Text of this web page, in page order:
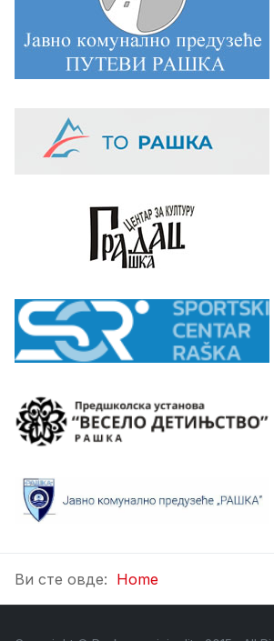
Ви сте овде: Home